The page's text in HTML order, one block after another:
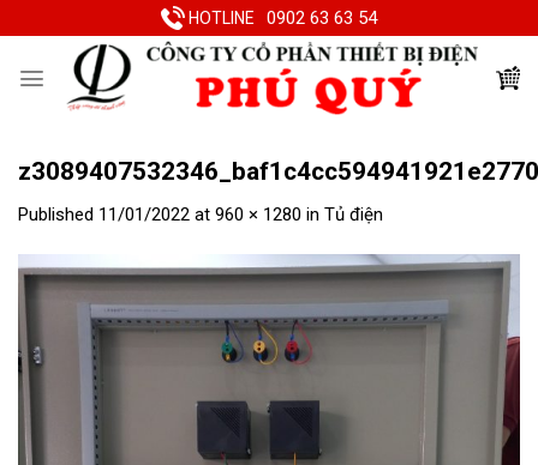
to
HOTLINE 0902 63 63 54
Published 11/01/2022 at 960 × 1280 in Tủ điện